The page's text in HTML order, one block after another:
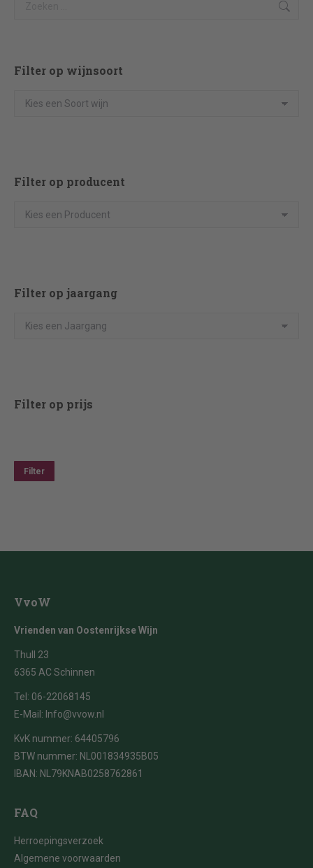
Filter op wijnsoort
Filter op producent
Filter op jaargang
Filter op prijs
Filter
VvoW
Vrienden van Oostenrijkse Wijn
Thull 23
6365 AC Schinnen
Tel: 06-22068145
E-Mail: Info@vvow.nl
KvK nummer: 64405796
BTW nummer: NL001834935B05
IBAN: NL79KNAB0258762861
FAQ
Herroepingsverzoek
Algemene voorwaarden